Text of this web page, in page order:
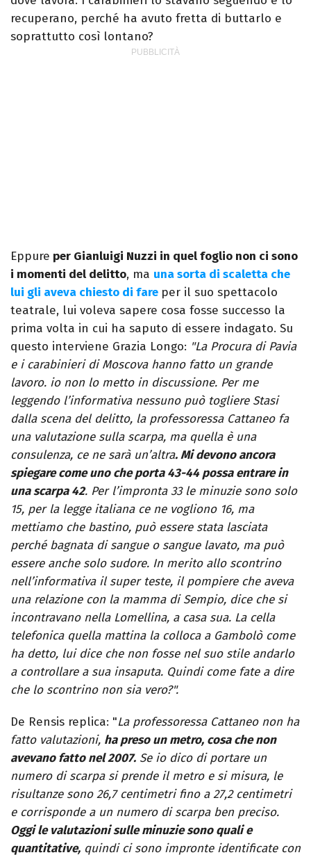
recuperano, perché ha avuto fretta di buttarlo e
soprattutto così lontano?
Eppure per Gianluigi Nuzzi in quel foglio non ci sono
i momenti del delitto, ma una sorta di scaletta che
lui gli aveva chiesto di fare per il suo spettacolo
teatrale, lui voleva sapere cosa fosse successo la
prima volta in cui ha saputo di essere indagato. Su
questo interviene Grazia Longo: "La Procura di Pavia
e i carabinieri di Moscova hanno fatto un grande
lavoro. io non lo metto in discussione. Per me
leggendo l’informativa nessuno può togliere Stasi
dalla scena del delitto, la professoressa Cattaneo fa
una valutazione sulla scarpa, ma quella è una
consulenza, ce ne sarà un’altra. Mi devono ancora
spiegare come uno che porta 43-44 possa entrare in
una scarpa 42. Per l’impronta 33 le minuzie sono solo
15, per la legge italiana ce ne vogliono 16, ma
mettiamo che bastino, può essere stata lasciata
perché bagnata di sangue o sangue lavato, ma può
essere anche solo sudore. In merito allo scontrino
nell’informativa il super teste, il pompiere che aveva
una relazione con la mamma di Sempio, dice che si
incontravano nella Lomellina, a casa sua. La cella
telefonica quella mattina la colloca a Gambolò come
ha detto, lui dice che non fosse nel suo stile andarlo
a controllare a sua insaputa. Quindi come fate a dire
che lo scontrino non sia vero?".
De Rensis replica: "La professoressa Cattaneo non ha
fatto valutazioni, ha preso un metro, cosa che non
avevano fatto nel 2007. Se io dico di portare un
numero di scarpa si prende il metro e si misura, le
risultanze sono 26,7 centimetri fino a 27,2 centimetri
e corrisponde a un numero di scarpa ben preciso.
Oggi le valutazioni sulle minuzie sono quali e
quantitative, quindi ci sono impronte identificate con